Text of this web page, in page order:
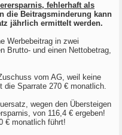
fehlerhaft als
die Beitragsminderung kann
jährlich ermittelt werden.
Werbebeitrag in zwei
Brutto- und einen Nettobetrag,
vom AG, weil keine
die Sparrate 270 € monatlich.
wegen den Übersteigen
von 116,4 € ergeben!
€ monatlich führt!